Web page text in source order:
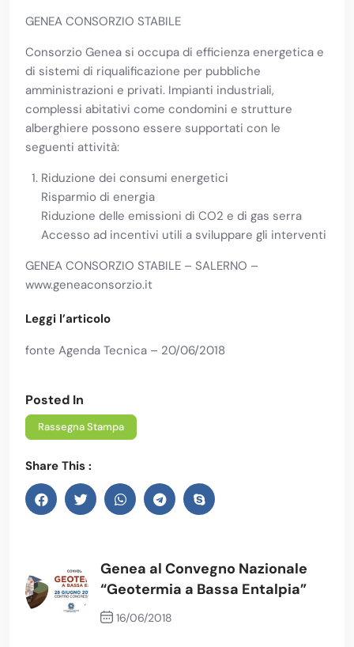
GENEA CONSORZIO STABILE
Consorzio Genea si occupa di efficienza energetica e
di sistemi di riqualificazione per pubbliche
amministrazioni e privati. Impianti industriali,
complessi abitativi come condomini e strutture
alberghiere possono essere supportati con le
seguenti attività:
Riduzione dei consumi energetici
Risparmio di energia
Riduzione delle emissioni di CO2 e di gas serra
Accesso ad incentivi utili a sviluppare gli interventi
GENEA CONSORZIO STABILE – SALERNO –
www.geneaconsorzio.it
Leggi l’articolo
fonte Agenda Tecnica – 20/06/2018
Posted In
Rassegna Stampa
Share This :
Genea al Convegno Nazionale
“Geotermia a Bassa Entalpia”
16/06/2018